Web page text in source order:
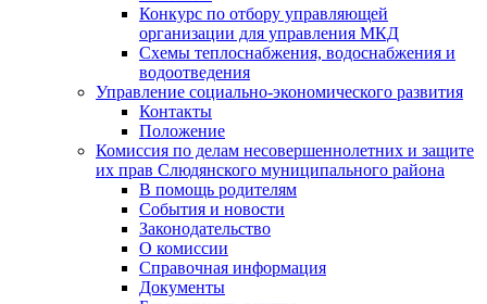
Конкурс по отбору управляющей
организации для управления МКД
Схемы теплоснабжения, водоснабжения и
водоотведения
Управление социально-экономического развития
Контакты
Положение
Комиссия по делам несовершеннолетних и защите
их прав Слюдянского муниципального района
В помощь родителям
События и новости
Законодательство
О комиссии
Справочная информация
Документы